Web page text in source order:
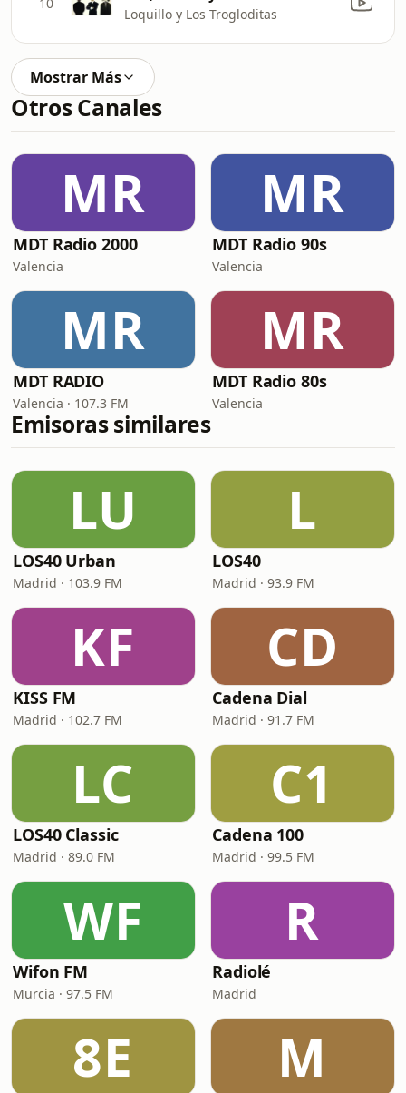
Loquillo y Los Trogloditas
Mostrar Más
Otros Canales
MR
MDT Radio 2000
Valencia
MR
MDT Radio 90s
Valencia
MR
MDT RADIO
Valencia · 107.3 FM
MR
MDT Radio 80s
Valencia
Emisoras similares
LU
LOS40 Urban
Madrid · 103.9 FM
L
LOS40
Madrid · 93.9 FM
KF
KISS FM
Madrid · 102.7 FM
CD
Cadena Dial
Madrid · 91.7 FM
LC
LOS40 Classic
Madrid · 89.0 FM
C1
Cadena 100
Madrid · 99.5 FM
WF
Wifon FM
Murcia · 97.5 FM
R
Radiolé
Madrid
8E M